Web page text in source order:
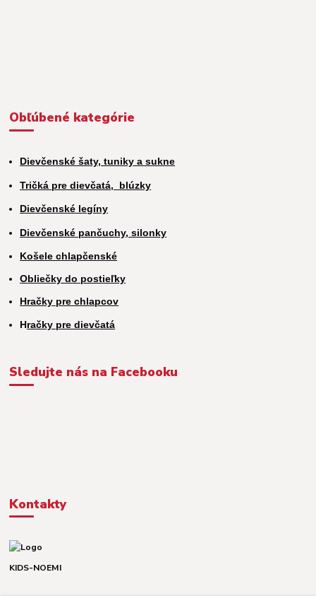
Obľúbené kategórie
Dievčenské šaty, tuniky a sukne
Tričká pre dievčatá, blúzky
Dievčenské legíny
Dievčenské pančuchy, silonky
Košele chlapčenské
Obliečky do postieľky
Hračky pre chlapcov
Hračky pre dievčatá
Sledujte nás na Facebooku
Kontakty
KIDS-NOEMI